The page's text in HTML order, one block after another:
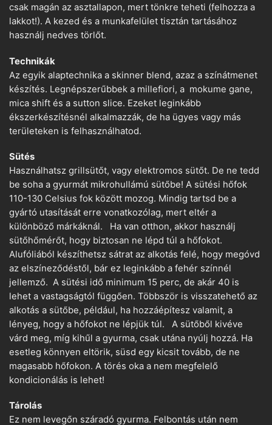
csak magán az asztallapon, mert tönkre teheti (felhozza a
lakkot!). A kezed és a munkafelület tisztán tartásához
használj nedves törlőt.
Technikák
Az egyik alaptechnika a skinner blend, azaz a színátmenet
készítés. Legnépszerűbbek a millefiori, a mokume gane,
mica shift és a sutton slice. Ezeket leginkább
ékszerkészítésnél alkalmazzák, de ha ügyes vagy más
területeken is felhasználhatod.
Sütés
Használhatsz grillsütőt, vagy elektromos sütőt. De ne tedd
be soha a gyurmát mikrohullámú sütőbe! A sütési hőfok
110-130 Celsius fok között mozog. Mindig tartsd be a
gyártó utasítását erre vonatkozólag, mert eltér a
különböző márkáknál. Ha van otthon, akkor használj
sütőhőmérőt, hogy biztosan ne lépd túl a hőfokot.
Alufóliából készíthetsz sátrat az alkotás felé, hogy megóvd
az elszíneződéstől, bár ez leginkább a fehér színnél
jellemző. A sütési idő minimum 15 perc, de akár 40 is
lehet a vastagságtól függően. Többször is visszatehető az
alkotás a sütőbe, például, ha hozzáépítesz valamit, a
lényeg, hogy a hőfokot ne lépjük túl. A sütőből kivéve
várd meg, míg kihűl a gyurma, csak utána nyúlj hozzá. Ha
esetleg könnyen eltörik, süsd egy kicsit tovább, de ne
magasabb hőfokon. A törés oka a nem megfelelő
kondicionálás is lehet!
Tárolás
Ez nem levegőn száradó gyurma. Felbontás után nem